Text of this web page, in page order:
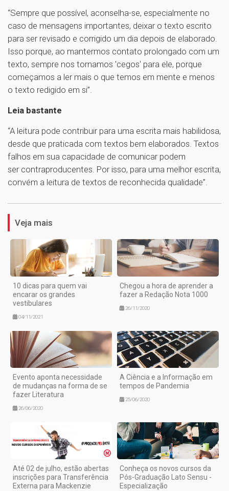
“Sempre que possível, aconselha-se, especialmente no
caso de mensagens importantes, deixar o texto escrito
para ser revisado e corrigido um dia depois de elaborado.
Isso porque, ao mantermos contato prolongado com um
texto, sempre nos tornamos 'cegos' para ele, porque
começamos a ler mais o que temos em mente e menos
o texto redigido em si”.
Leia bastante
“A leitura pode contribuir para uma escrita mais habilidosa,
desde que praticada com textos bem elaborados. Textos
falhos em sua capacidade de comunicar podem
ser contraproducentes. Por isso, para uma melhor escrita,
convém a leitura de textos de reconhecida qualidade”.
1
Veja mais
10 dicas para quem vai
encarar os grandes
vestibulares
04/11/2021
Chegou a hora de aprender a
fazer a Redação Nota 1000
26/11/2020
Evento aponta necessidade
de mudanças na forma de se
fazer Literatura
26/06/2020
A Ciência e a Informação em
tempos de Pandemia
25/06/2020
Até 02 de julho, estão abertas
inscrições para Transferência
Externa para Mackenzie
Conheça os novos cursos da
Pós-Graduação Lato Sensu -
Especialização